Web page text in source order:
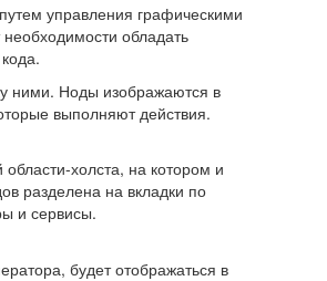
управления графическими
обладать
ними. Ноды изображаются в
выполняют действия.
холста, на котором и
разделена на вкладки по
и сервисы.
будет отображаться в